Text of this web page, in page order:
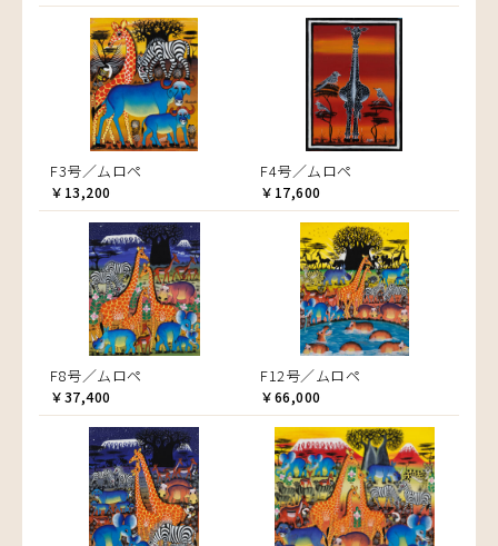
F3号／ムロペ
￥13,200
F4号／ムロペ
￥17,600
F8号／ムロペ
￥37,400
F12号／ムロペ
￥66,000